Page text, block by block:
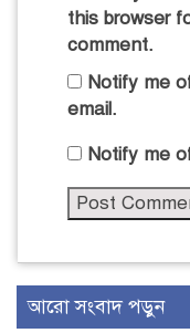
this browser
comment.
Notify me
email.
Notify me
আরো সংবাদ পড়ুন